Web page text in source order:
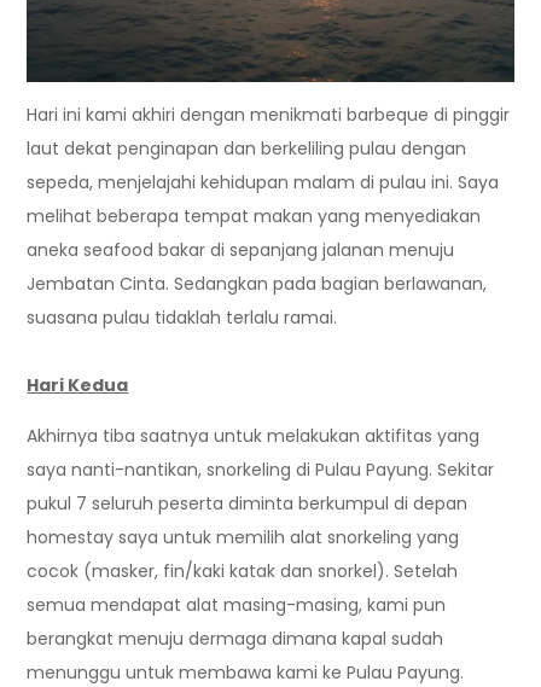
Hari ini kami akhiri dengan menikmati barbeque di pinggir
laut dekat penginapan dan berkeliling pulau dengan
sepeda, menjelajahi kehidupan malam di pulau ini. Saya
melihat beberapa tempat makan yang menyediakan
aneka seafood bakar di sepanjang jalanan menuju
Jembatan Cinta. Sedangkan pada bagian berlawanan,
suasana pulau tidaklah terlalu ramai.
Hari Kedua
Akhirnya tiba saatnya untuk melakukan aktifitas yang
saya nanti-nantikan, snorkeling di Pulau Payung. Sekitar
pukul 7 seluruh peserta diminta berkumpul di depan
homestay saya untuk memilih alat snorkeling yang
cocok (masker, fin/kaki katak dan snorkel). Setelah
semua mendapat alat masing-masing, kami pun
berangkat menuju dermaga dimana kapal sudah
menunggu untuk membawa kami ke Pulau Payung.